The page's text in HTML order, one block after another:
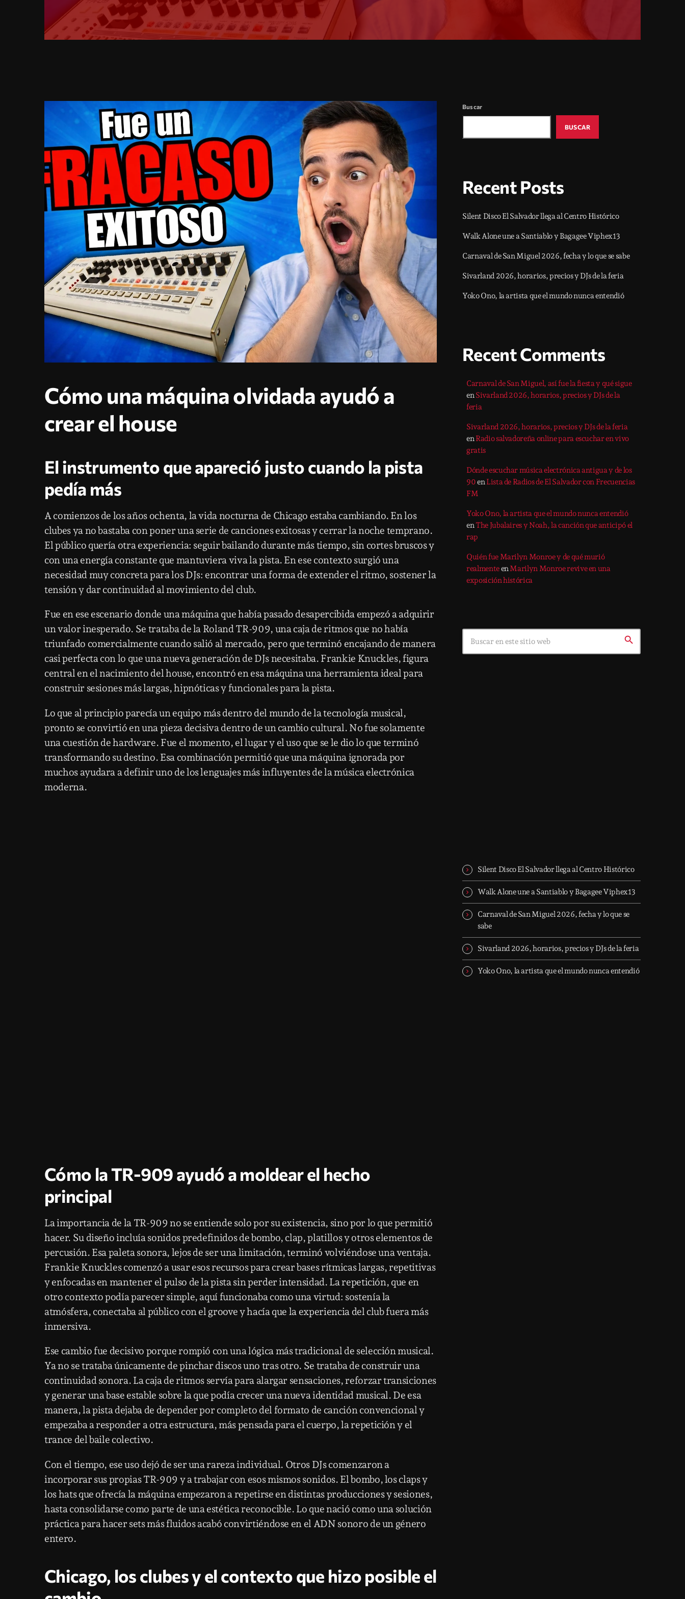
Cómo una máquina olvidada ayudó a
crear el house
El instrumento que apareció justo cuando la pista
pedía más
A comienzos de los años ochenta, la vida nocturna de Chicago estaba cambiando. En los
clubes ya no bastaba con poner una serie de canciones exitosas y cerrar la noche temprano.
El público quería otra experiencia: seguir bailando durante más tiempo, sin cortes bruscos y
con una energía constante que mantuviera viva la pista. En ese contexto surgió una
necesidad muy concreta para los DJs: encontrar una forma de extender el ritmo, sostener la
tensión y dar continuidad al movimiento del club.
Fue en ese escenario donde una máquina que había pasado desapercibida empezó a adquirir
un valor inesperado. Se trataba de la Roland TR-909, una caja de ritmos que no había
triunfado comercialmente cuando salió al mercado, pero que terminó encajando de manera
casi perfecta con lo que una nueva generación de DJs necesitaba. Frankie Knuckles, figura
central en el nacimiento del house, encontró en esa máquina una herramienta ideal para
construir sesiones más largas, hipnóticas y funcionales para la pista.
Lo que al principio parecía un equipo más dentro del mundo de la tecnología musical,
pronto se convirtió en una pieza decisiva dentro de un cambio cultural. No fue solamente
una cuestión de hardware. Fue el momento, el lugar y el uso que se le dio lo que terminó
transformando su destino. Esa combinación permitió que una máquina ignorada por
muchos ayudara a definir uno de los lenguajes más influyentes de la música electrónica
moderna.
Cómo la TR-909 ayudó a moldear el hecho
principal
La importancia de la TR-909 no se entiende solo por su existencia, sino por lo que permitió
hacer. Su diseño incluía sonidos predefinidos de bombo, clap, platillos y otros elementos de
percusión. Esa paleta sonora, lejos de ser una limitación, terminó volviéndose una ventaja.
Frankie Knuckles comenzó a usar esos recursos para crear bases rítmicas largas, repetitivas
y enfocadas en mantener el pulso de la pista sin perder intensidad. La repetición, que en
otro contexto podía parecer simple, aquí funcionaba como una virtud: sostenía la
atmósfera, conectaba al público con el groove y hacía que la experiencia del club fuera más
inmersiva.
Ese cambio fue decisivo porque rompió con una lógica más tradicional de selección musical.
Ya no se trataba únicamente de pinchar discos uno tras otro. Se trataba de construir una
continuidad sonora. La caja de ritmos servía para alargar sensaciones, reforzar transiciones
y generar una base estable sobre la que podía crecer una nueva identidad musical. De esa
manera, la pista dejaba de depender por completo del formato de canción convencional y
empezaba a responder a otra estructura, más pensada para el cuerpo, la repetición y el
trance del baile colectivo.
Con el tiempo, ese uso dejó de ser una rareza individual. Otros DJs comenzaron a
incorporar sus propias TR-909 y a trabajar con esos mismos sonidos. El bombo, los claps y
los hats que ofrecía la máquina empezaron a repetirse en distintas producciones y sesiones,
hasta consolidarse como parte de una estética reconocible. Lo que nació como una solución
práctica para hacer sets más fluidos acabó convirtiéndose en el ADN sonoro de un género
entero.
Chicago, los clubes y el contexto que hizo posible el
Buscar
BUSCAR
Recent Posts
Silent Disco El Salvador llega al Centro Histórico
Walk Alone une a Santiablo y Bagagee Viphex13
Carnaval de San Miguel 2026, fecha y lo que se sabe
Sivarland 2026, horarios, precios y DJs de la feria
Yoko Ono, la artista que el mundo nunca entendió
Recent Comments
Carnaval de San Miguel, así fue la fiesta y qué sigue
enSivarland 2026, horarios, precios y DJs de la
feria
Sivarland 2026, horarios, precios y DJs de la feria
enRadio salvadoreña online para escuchar en vivo
gratis
Dónde escuchar música electrónica antigua y de los
90enLista de Radios de El Salvador con Frecuencias
FM
Yoko Ono, la artista que el mundo nunca entendió
enThe Jubalaires y Noah, la canción que anticipó el
rap
Quién fue Marilyn Monroe y de qué murió
realmenteenMarilyn Monroe revive en una
exposición histórica
search
Silent Disco El Salvador llega al Centro Histórico
Walk Alone une a Santiablo y Bagagee Viphex13
Carnaval de San Miguel 2026, fecha y lo que se
sabe
Sivarland 2026, horarios, precios y DJs de la feria
Yoko Ono, la artista que el mundo nunca entendió